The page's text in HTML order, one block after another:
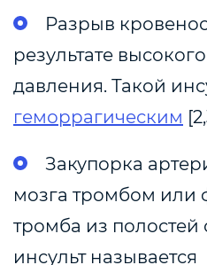
Разрыв
результате
давления. Такой
геморрагическим
Закупорка
мозга тромбом или
тромба из полостей
инсульт называется